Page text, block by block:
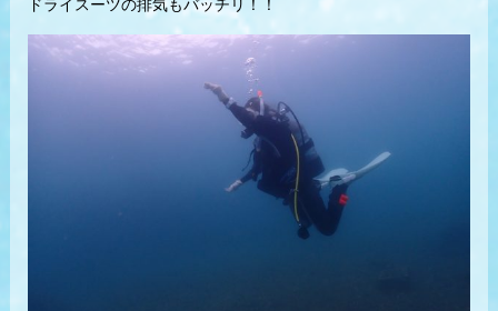
ドライスーツの排気もバッチリ！！